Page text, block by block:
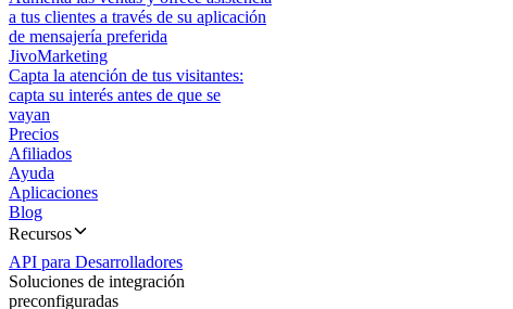
a tus clientes a través de su aplicación
de mensajería preferida
JivoMarketing
Capta la atención de tus visitantes:
capta su interés antes de que se
vayan
Precios
Afiliados
Ayuda
Aplicaciones
Blog
Recursos
API para Desarrolladores
Soluciones de integración
preconfiguradas